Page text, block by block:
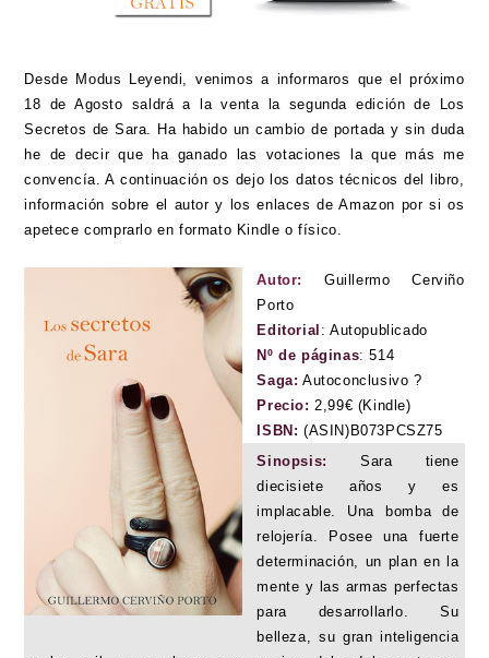
Desde Modus Leyendi, venimos a informaros que el próximo
18 de Agosto saldrá a la venta la segunda edición de Los
Secretos de Sara. Ha habido un cambio de portada y sin duda
he de decir que ha ganado las votaciones la que más me
convencía. A continuación os dejo los datos técnicos del libro,
información sobre el autor y los enlaces de Amazon por si os
apetece comprarlo en formato Kindle o físico.
Autor: Guillermo Cerviño
Porto
Editorial : Autopublicado
Nº de páginas: 514
Saga: Autoconclusivo ?
Precio:2,99€ (Kindle)
ISBN:(ASIN)B073PCSZ75
Sinopsis: Sara tiene
diecisiete años y es
implacable. Una bomba de
relojería. Posee una fuerte
determinación, un plan en la
mente y las armas perfectas
para desarrollarlo. Su
belleza, su gran inteligencia